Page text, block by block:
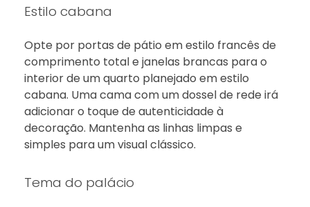
Estilo cabana
Opte por portas de pátio em estilo francês de
comprimento total e janelas brancas para o
interior de um quarto planejado em estilo
cabana. Uma cama com um dossel de rede irá
adicionar o toque de autenticidade à
decoração. Mantenha as linhas limpas e
simples para um visual clássico.
Tema do palácio